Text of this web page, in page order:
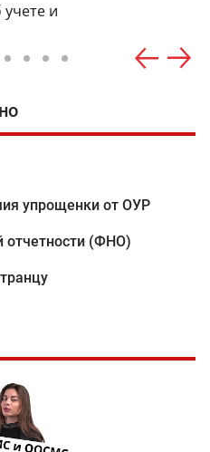
и
упрощенки от ОУР
отчетности (ФНО)